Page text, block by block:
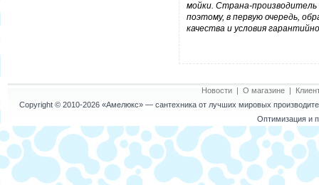
мойки. Страна-производитель
поэтому, в первую очередь,
качества и условия
Новости| О магазине|
Copyright © 2010-2026 «Амелюкс»— сантехника от лучших мировых
Оптимизация и